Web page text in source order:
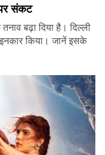
संकट
बढ़ा दिया है। दिल्ली
किया। जानें इसके